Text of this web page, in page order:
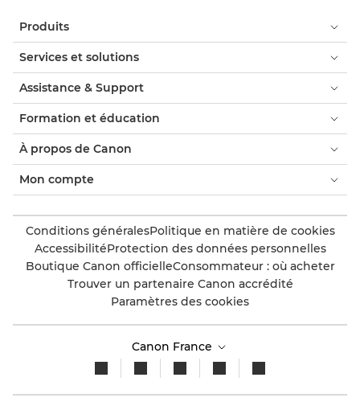
Produits
Services et solutions
Assistance & Support
Formation et éducation
À propos de Canon
Mon compte
Conditions généralesPolitique en matière de cookies
AccessibilitéProtection des données personnelles
Boutique Canon officielleConsommateur : où acheter
Trouver un partenaire Canon accrédité
Paramètres des cookies
Canon France